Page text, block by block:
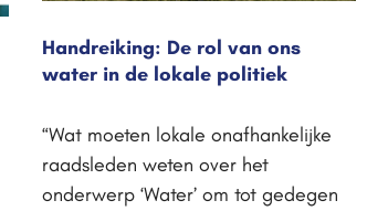
Handreiking: De rol van ons
water in de lokale politiek
“Wat moeten lokale onafhankelijke
raadsleden weten over het
onderwerp ‘Water’ om tot gedegen